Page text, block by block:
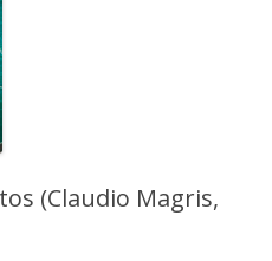
(Claudio Magris,